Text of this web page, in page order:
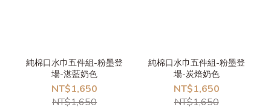
純棉口水巾五件組-粉墨登
場-湛藍奶色
NT$1,650
NT$1,650
純棉口水巾五件組-粉墨登
場-炭焙奶色
NT$1,650
NT$1,650